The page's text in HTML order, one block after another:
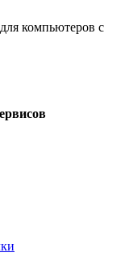
компьютеров с